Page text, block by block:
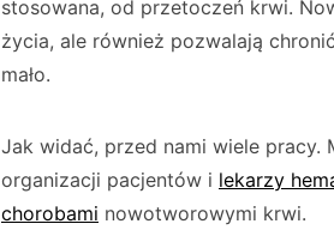
stoso­wana, od przetoczeń krwi.
życia, ale również pozwalają
mało.
Jak widać, przed nami wiele pracy.
organi­zacji pacjentów i lekarzy
chorobami no­wotworowymi krwi.